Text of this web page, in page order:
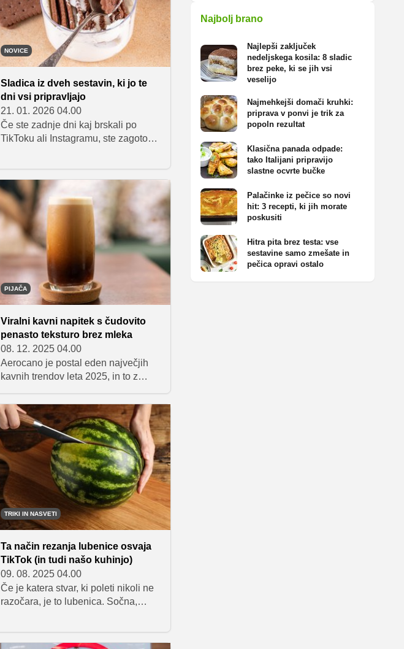
NOVICE
Sladica iz dveh sestavin, ki jo te
dni vsi pripravljajo
21. 01. 2026 04.00
Če ste zadnje dni kaj brskali po
TikToku ali Instagramu, ste zagotovo
veseljem preizkušajo. Gre za t. i.
"japonski cheesecake" s skoraj
presenetljivo preprosto pripravo.
Potrebujete le grški jogurt in piškote,
rezultat pa naj bi po mnenju
navdušencev spominjal na pravi
cheesecake, čeprav sladica ne
vsebuje niti kančka kremnega sira.
PIJAČA
Viralni kavni napitek s čudovito
penasto teksturo brez mleka
08. 12. 2025 04.00
Aerocano je postal eden največjih
kavnih trendov leta 2025, in to z
polnim okusom in penasto teksturo
brez mleka ter estetskim "ombre"
videzom, zaradi katerega je popoln
za fotografije in video posnetke. Če
imate doma espresso aparat s parno
šobo, je to trend, ki ga morate
preizkusiti. Preverite, kako ga
pripraviti.
TRIKI IN NASVETI
Ta način rezanja lubenice osvaja
TikTok (in tudi našo kuhinjo)
09. 08. 2025 04.00
Če je katera stvar, ki poleti nikoli ne
razočara, je to lubenica. Sočna,
Klasično rezanje lubenice zna biti
Najbolj brano
Najlepši zaključek
nedeljskega kosila: 8 sladic
brez peke, ki se jih vsi
veselijo
Najmehkejši domači kruhki:
priprava v ponvi je trik za
popoln rezultat
Klasična panada odpade:
tako Italijani pripravijo
slastne ocvrte bučke
Palačinke iz pečice so novi
hit: 3 recepti, ki jih morate
poskusiti
Hitra pita brez testa: vse
sestavine samo zmešate in
pečica opravi ostalo